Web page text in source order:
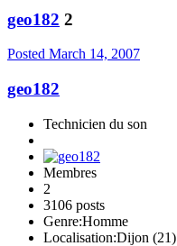
geo182 2
Posted March 14, 2007
geo182
Technicien du son
Membres
2
3106 posts
Genre:Homme
Localisation:Dijon (21)